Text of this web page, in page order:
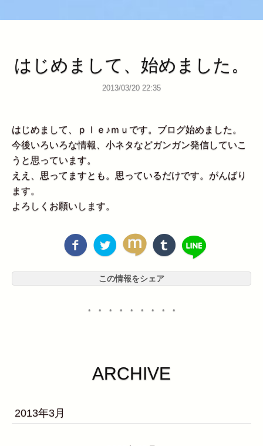
はじめまして、始めました。
2013/03/20 22:35
はじめまして、ｐｌｅ♪ｍｕです。ブログ始めました。
今後いろいろな情報、小ネタなどガンガン発信していこ
うと思っています。
ええ、思ってますとも。思っているだけです。がんばり
ます。
よろしくお願いします。
この情報をシェア
・・・・・・・・・
ARCHIVE
2013年3月